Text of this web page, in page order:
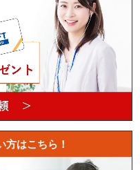
方はこちら！